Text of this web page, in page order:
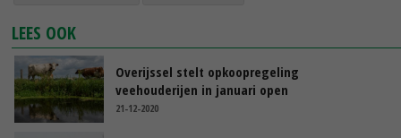
LEES OOK
Overijssel stelt opkoopregeling
veehouderijen in januari open
21-12-2020